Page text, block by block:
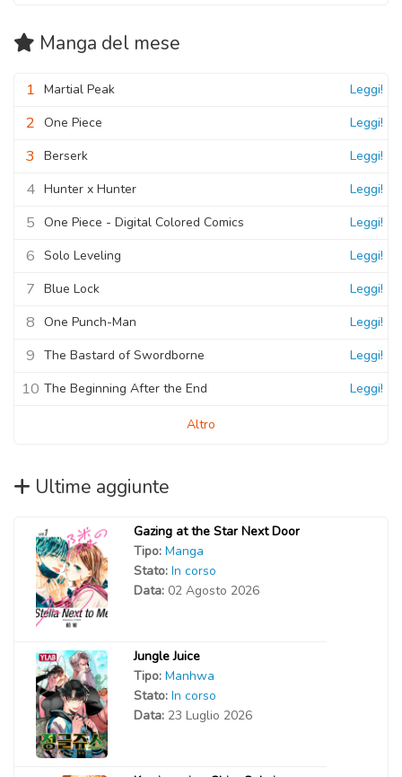
Capitolo 32
Capitolo 31
Capitolo 30
Capitolo 29
Capitolo 19
Capitolo 18
08 Novembre 2020
Capitolo 17
08 Novembre 2020
08 Novembre 2020
Capitolo 06
Capitolo 05
Capitolo 04
Capitolo 03
Capitolo 02
Manga del mese
1 Martial Peak Leggi!
2 One Piece Leggi!
3 Berserk Leggi!
4 Hunter x Hunter Leggi!
5 One Piece - Digital Colored Comics Leggi!
6 Solo Leveling Leggi!
7 Blue Lock Leggi!
8 One Punch-Man Leggi!
9 The Bastard of Swordborne Leggi!
10 The Beginning After the End Leggi!
Altro
Ultime aggiunte
Gazing at the Star Next Door
Tipo: Manga
Stato: In corso
Data: 02 Agosto 2026
Jungle Juice
Tipo: Manhwa
Stato: In corso
Data: 23 Luglio 2026